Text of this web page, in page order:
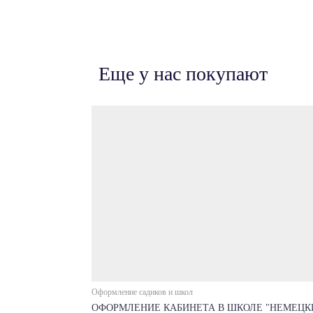
Еще у нас покупают
Оформление садиков и школ
ОФОРМЛЕНИЕ КАБИНЕТА В ШКОЛЕ